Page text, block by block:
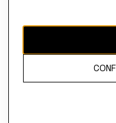
El contenido de esta página
propiedad de H&M Hennes